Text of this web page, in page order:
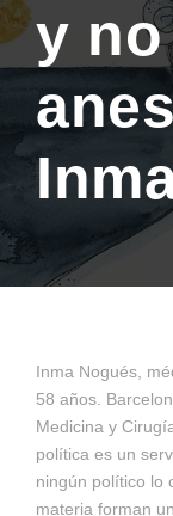
y
Inma Nogués,
58 años.
Medicina y
política es un
ningún político lo
materia forman